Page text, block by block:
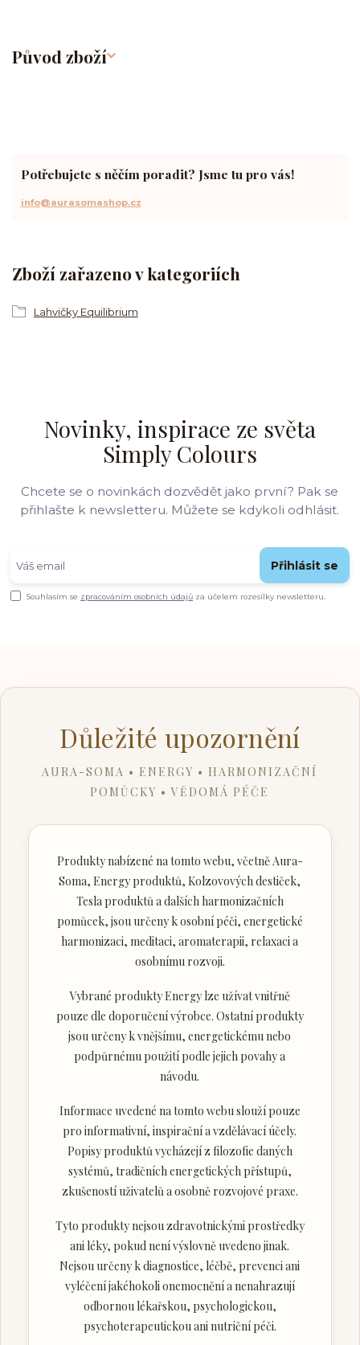
Původ zboží
Zboží zařazeno v kategoriích
Lahvičky Equilibrium
Potřebujete s něčím poradit? Jsme tu pro vás!
info@aurasomashop.cz
Novinky, inspirace ze světa
Simply Colours
Chcete se o novinkách dozvědět jako první? Pak se
přihlašte k newsletteru. Můžete se kdykoli odhlásit.
Přihlásit se
Souhlasím se zpracováním osobních údajů za účelem rozesílky newsletteru.
Důležité upozornění
AURA-SOMA • ENERGY • HARMONIZAČNÍ
POMŮCKY • VĚDOMÁ PÉČE
Produkty nabízené na tomto webu, včetně Aura-
Soma, Energy produktů, Kolzovových destiček,
Tesla produktů a dalších harmonizačních
pomůcek, jsou určeny k osobní péči, energetické
harmonizaci, meditaci, aromaterapii, relaxaci a
osobnímu rozvoji.
Vybrané produkty Energy lze užívat vnitřně
pouze dle doporučení výrobce. Ostatní produkty
jsou určeny k vnějšímu, energetickému nebo
podpůrnému použití podle jejich povahy a
návodu.
Informace uvedené na tomto webu slouží pouze
pro informativní, inspirační a vzdělávací účely.
Popisy produktů vycházejí z filozofie daných
systémů, tradičních energetických přístupů,
zkušeností uživatelů a osobně rozvojové praxe.
Tyto produkty nejsou zdravotnickými prostředky
ani léky, pokud není výslovně uvedeno jinak.
Nejsou určeny k diagnostice, léčbě, prevenci ani
vyléčení jakéhokoli onemocnění a nenahrazují
odbornou lékařskou, psychologickou,
psychoterapeutickou ani nutriční péči.